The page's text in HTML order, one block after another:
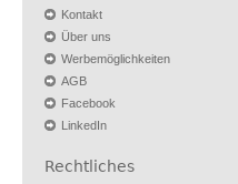
Kontakt
Über uns
Werbemöglichkeiten
AGB
Facebook
LinkedIn
Rechtliches